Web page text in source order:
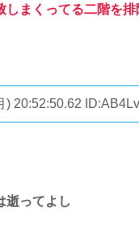
しまくってる二階を排
) 20:52:50.62
逝ってよし